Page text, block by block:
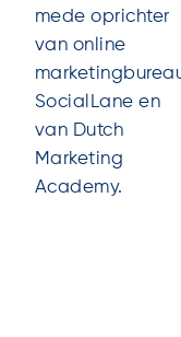
mede oprichter
van online
SocialLane en
van Dutch
Marketing
Academy.